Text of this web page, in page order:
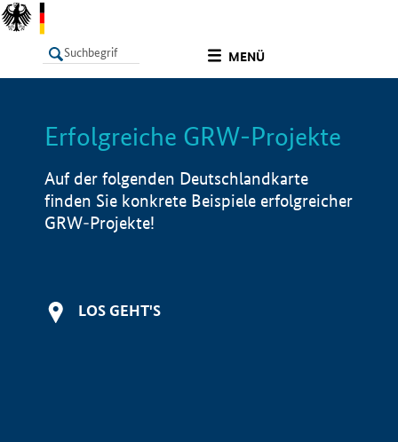
MENÜ
LISTE Info
Erfolgreiche GRW-Projekte
Auf der folgenden Deutschlandkarte
finden Sie konkrete Beispiele erfolgreicher
GRW-Projekte!
LOS GEHT'S